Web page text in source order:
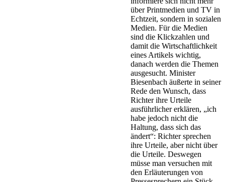
über Printmedien und TV in
Echtzeit, sondern in sozialen
Medien. Für die Medien
sind die Klickzahlen und
damit die Wirtschaftlichkeit
eines Artikels wichtig,
danach werden die Themen
ausgesucht. Minister
Biesenbach äußerte in seiner
Rede den Wunsch, dass
Richter ihre Urteile
ausführlicher erklären, „ich
habe jedoch nicht die
Haltung, dass sich das
ändert“: Richter sprechen
ihre Urteile, aber nicht über
die Urteile. Deswegen
müsse man versuchen mit
den Erläuterungen von